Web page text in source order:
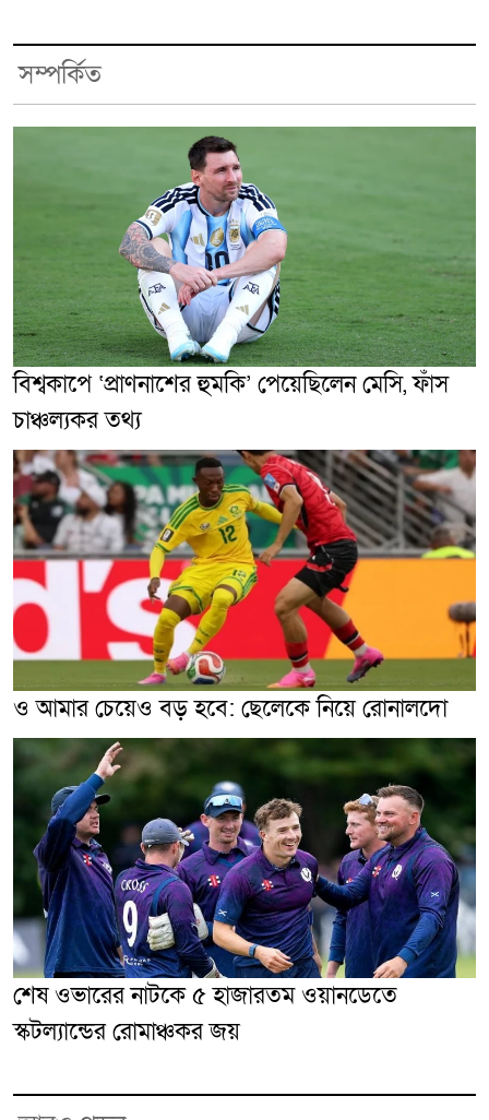
সম্পর্কিত
বিশ্বকাপে ‘প্রাণনাশের হুমকি’ পেয়েছিলেন মেসি, ফাঁস
চাঞ্চল্যকর তথ্য
ও আমার চেয়েও বড় হবে: ছেলেকে নিয়ে রোনালদো
শেষ ওভারের নাটকে ৫ হাজারতম ওয়ানডেতে
স্কটল্যান্ডের রোমাঞ্চকর জয়